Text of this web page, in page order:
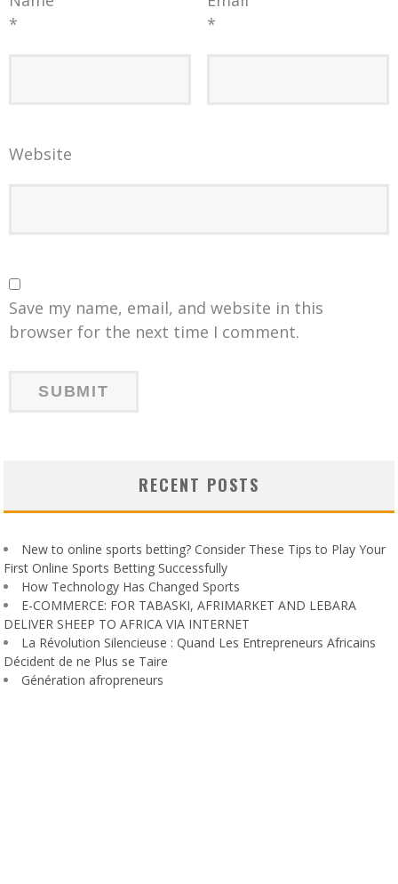
*
*
Website
Save my name, email, and website in this
browser for the next time I comment.
RECENT POSTS
New to online sports betting? Consider These Tips to Play Your
First Online Sports Betting Successfully
How Technology Has Changed Sports
E-COMMERCE: FOR TABASKI, AFRIMARKET AND LEBARA
DELIVER SHEEP TO AFRICA VIA INTERNET
La Révolution Silencieuse : Quand Les Entrepreneurs Africains
Décident de ne Plus se Taire
Génération afropreneurs